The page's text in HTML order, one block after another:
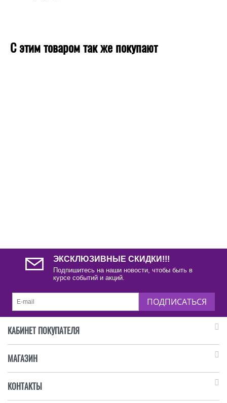
С этим товаром так же покупают
ЭКСКЛЮЗИВНЫЕ СКИДКИ!!!
Подпишитесь на наши новости, чтобы быть в
курсе событий и акций.
ПОДПИСАТЬСЯ
КАБИНЕТ ПОКУПАТЕЛЯ
МАГАЗИН
КОНТАКТЫ